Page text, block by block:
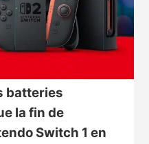
batteries
la fin de
Switch 1 en